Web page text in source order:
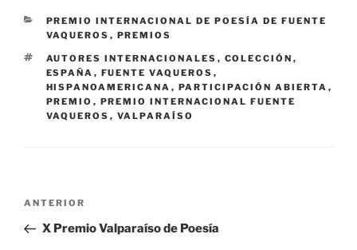
CATEGORÍAS
PREMIO INTERNACIONAL DE POESÍA DE FUENTE
VAQUEROS , PREMIOS
ETIQUETAS
AUTORES INTERNACIONALES , COLECCIÓN ,
ESPAÑA , FUENTE VAQUEROS ,
HISPANOAMERICANA , PARTICIPACIÓN ABIERTA ,
PREMIO , PREMIO INTERNACIONAL FUENTE
VAQUEROS , VALPARAÍSO
Navegación
entradas
Entrada
anterior:
ANTERIOR
X Premio Valparaíso de Poesía